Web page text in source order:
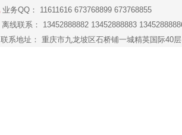
业务QQ： 11611616 673768899 673768855
离线联系： 13452888882 13452888883
联系地址： 重庆市九龙坡区石桥铺一城精英国际40